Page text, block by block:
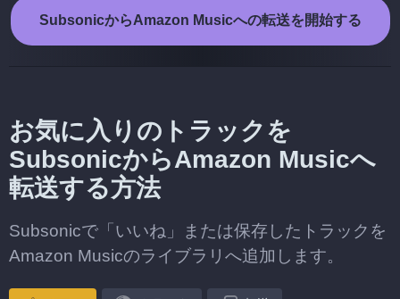
SubsonicからAmazon Musicへの転送を開始する
お気に入りのトラックを
SubsonicからAmazon Musicへ
転送する方法
Subsonicで「いいね」または保存したトラックを
Amazon Musicのライブラリへ追加します。